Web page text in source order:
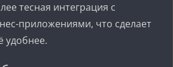
тесная интеграция с
приложениями, что сделает
удобнее.